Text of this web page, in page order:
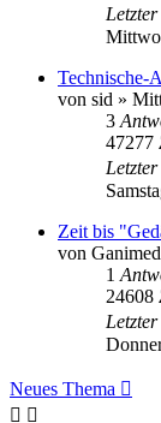
Technische-
von sid »
3
47277
Zeit bis
von
1
24608
Neues Thema